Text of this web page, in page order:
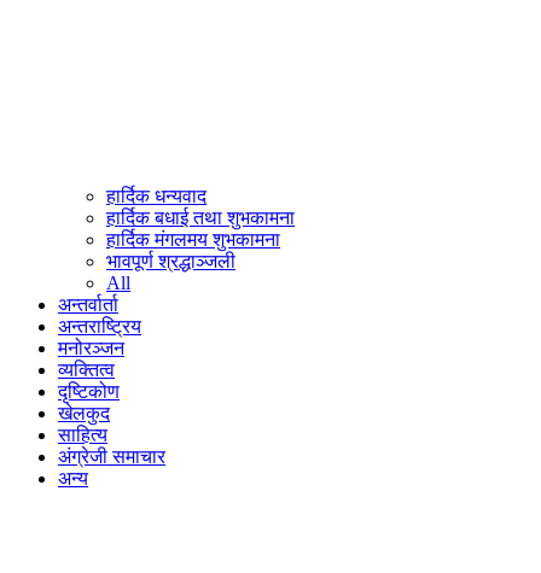
हार्दिक धन्यवाद
हार्दिक बधाई तथा शुभकामना
हार्दिक मंगलमय शुभकामना
भावपूर्ण श्रद्धाञ्जली
All
अन्तर्वार्ता
अन्तराष्ट्रिय
मनोरञ्जन
व्यक्तित्व
दृष्टिकोण
खेलकुद
साहित्य
अंग्रेजी समाचार
अन्य